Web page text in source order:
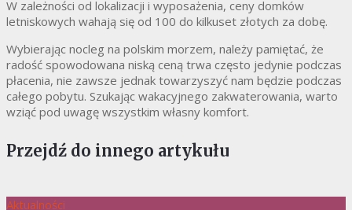
W zależności od lokalizacji i wyposażenia, ceny domków
letniskowych wahają się od 100 do kilkuset złotych za dobę.
Wybierając nocleg na polskim morzem, należy pamiętać, że
radość spowodowana niską ceną trwa często jedynie podczas
płacenia, nie zawsze jednak towarzyszyć nam będzie podczas
całego pobytu. Szukając wakacyjnego zakwaterowania, warto
wziąć pod uwagę wszystkim własny komfort.
Przejdź do innego artykułu
Aktualności